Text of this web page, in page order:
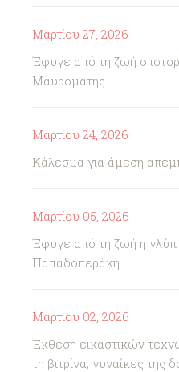
Μαρτίου 27, 2026
Έφυγε από τη ζωή ο
Μαυρομάτης
Μαρτίου 24, 2026
Κάλεσμα για άμεση
Μαρτίου 05, 2026
Έφυγε από τη ζωή η
Παπαδοπεράκη
Μαρτίου 02, 2026
Έκθεση εικαστικών
τη βιτρίνα; γυναίκες της